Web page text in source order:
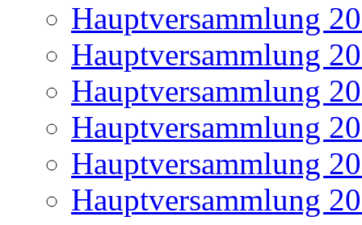
Hauptversammlung
Hauptversammlung
Hauptversammlung
Hauptversammlung
Hauptversammlung
Hauptversammlung